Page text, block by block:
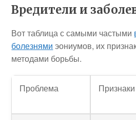
Вредители и
Вот таблица с самыми частыми
болезнями эониумов, их
методами борьбы.
Проблема Признаки